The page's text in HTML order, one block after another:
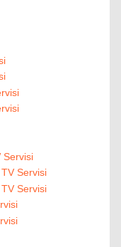
Servisi
Servisi
Servisi